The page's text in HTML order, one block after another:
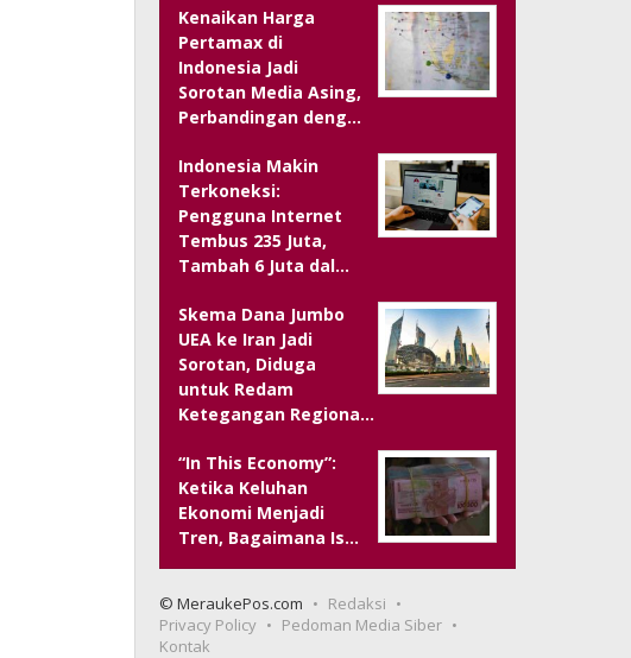
Kenaikan Harga
Pertamax di
Indonesia Jadi
Sorotan Media Asing,
Perbandingan deng…
Indonesia Makin
Terkoneksi:
Pengguna Internet
Tembus 235 Juta,
Tambah 6 Juta dal…
Skema Dana Jumbo
UEA ke Iran Jadi
Sorotan, Diduga
untuk Redam
Ketegangan Regiona…
“In This Economy”:
Ketika Keluhan
Ekonomi Menjadi
Tren, Bagaimana Is…
© MeraukePos.com
Redaksi
Privacy Policy
Pedoman Media Siber
Kontak